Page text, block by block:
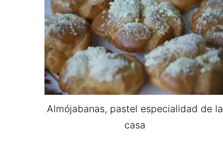
Almójabanas, pastel especialidad de la
casa